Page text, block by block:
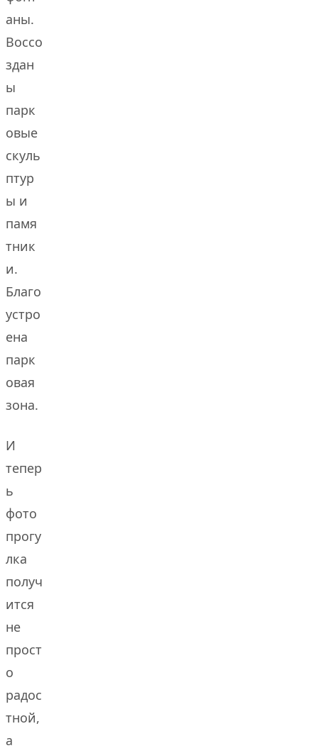
аны.
Воссо
здан
ы
парк
овые
скуль
птур
ы и
памя
тник
и.
Благо
устро
ена
парк
овая
зона.
И
тепер
ь
фото
прогу
лка
получ
ится
не
прост
о
радос
тной,
а